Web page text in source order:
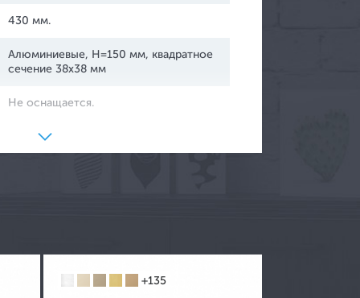
430 мм.
Алюминиевые, Н=150 мм, квадратное
сечение 38х38 мм
Не оснащается.
Россия, г. Санкт-Петербург.
+135
жалюзи
жалюзи
жалюзи